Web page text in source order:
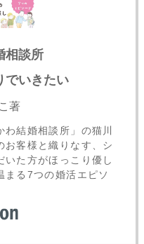
相談所
でいきたい
著
結婚相談所」の猫川
お客様と織りなす、シ
いた方がほっこり優し
まる7つの婚活エピソ